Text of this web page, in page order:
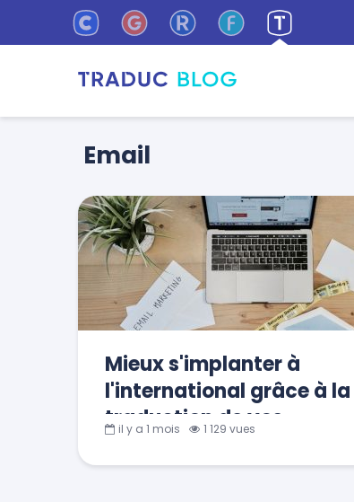
Email
Mieux s'implanter à
l'international grâce à la
traduction de vos
newsletters et emailings
il y a 1 mois 1 129 vues